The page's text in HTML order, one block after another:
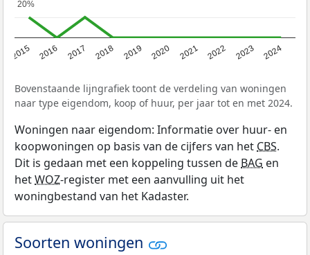
2015 2016 2017 2018 2019 2020 2021 2022 2023 2024
20%
20%
Bovenstaande lijngrafiek toont de verdeling van woningen
naar type eigendom, koop of huur, per jaar tot en met 2024.
Woningen naar eigendom: Informatie over huur- en
koopwoningen op basis van de cijfers van hetCBS.
Dit is gedaan met een koppeling tussen deBAG en
hetWOZ-register met een aanvulling uit het
woningbestand van het Kadaster.
Soorten woningen